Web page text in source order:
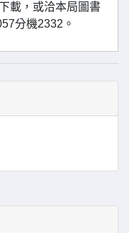
載，或洽本局圖書
分機2332。